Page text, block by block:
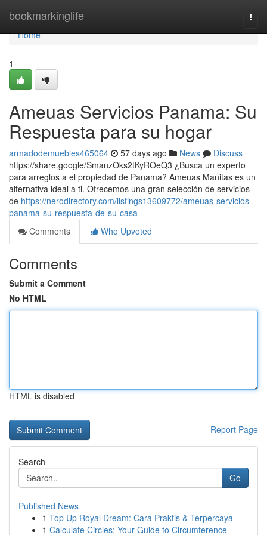
bookmarkinglife
Home
Home
1
Ameuas Servicios Panama: Su
Respuesta para su hogar
armadodemuebles465064 57 days ago News
Discuss
https://share.google/SmanzOks2tKyROeQ3 ¿Busca un experto
para arreglos a el propiedad de Panama? Ameuas Manitas es un
alternativa ideal a ti. Ofrecemos una gran selección de servicios
de https://nerodirectory.com/listings13609772/ameuas-servicios-
panama-su-respuesta-de-su-casa
Comments
Who Upvoted
Comments
Submit a Comment
No HTML
HTML is disabled
Report Page
Search
Go
Published News
1 Top Up Royal Dream: Cara Praktis & Terpercaya
1 Calculate Circles: Your Guide to Circumference